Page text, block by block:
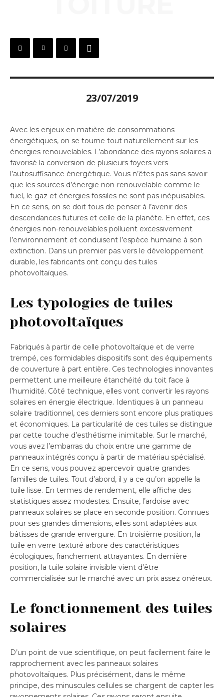
23/07/2019
Avec les enjeux en matière de consommations
énergétiques, on se tourne tout naturellement sur les
énergies renouvelables. L’abondance des rayons solaires a
favorisé la conversion de plusieurs foyers vers
l’autosuffisance énergétique. Vous n’êtes pas sans savoir
que les sources d’énergie non-renouvelable comme le
fuel, le gaz et énergies fossiles ne sont pas inépuisables.
En ce sens, on se doit tous de penser à l’avenir des
descendances futures et celle de la planète. En effet, ces
énergies non-renouvelables polluent excessivement
l’environnement et conduisent l’espèce humaine à son
extinction. Dans un premier pas vers le développement
durable, les fabricants ont conçu des tuiles
photovoltaïques.
Les typologies de tuiles
photovoltaïques
Fabriqués à partir de celle photovoltaïque et de verre
trempé, ces formidables dispositifs sont des équipements
de couverture à part entière. Ces technologies innovantes
permettent une meilleure étanchéité du toit face à
l’humidité. Côté technique, elles vont convertir les rayons
solaires en énergie électrique. Identiques à un panneau
solaire traditionnel, ces derniers sont encore plus pratiques
et économiques. La particularité de ces tuiles se distingue
par cette touche d’esthétisme inimitable. Sur le marché,
vous avez l’embarras du choix entre une gamme de
panneaux intégrés conçu à partir de matériau spécialisé.
En ce sens, vous pouvez apercevoir quatre grandes
familles de tuiles. Tout d’abord, il y a ce qu’on appelle la
tuile lisse. En termes de rendement, elle affiche des
statistiques assez modestes. Ensuite, l’ardoise avec
panneaux solaires se place en seconde position. Connues
pour ses grandes dimensions, elles sont adaptées aux
bâtisses de grande envergure. En troisième position, la
tuile en verre texturé arbore des caractéristiques
écologiques, franchement attrayantes. En dernière
position, la tuile solaire invisible vient d’être
commercialisée sur le marché avec un prix assez onéreux.
Le fonctionnement des tuiles
solaires
D’un point de vue scientifique, on peut facilement faire le
rapprochement avec les panneaux solaires
photovoltaïques. Plus précisément, dans le même
principe, des minuscules cellules se chargent de capter les